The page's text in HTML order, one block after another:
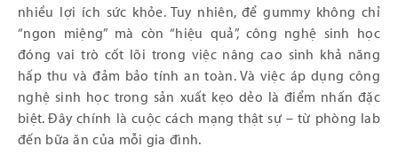
nhiều lợi ích sức khỏe. Tuy nhiên, để gummy không chỉ
“ngon miệng” mà còn “hiệu quả”, công nghệ sinh học
đóng vai trò cốt lõi trong việc nâng cao sinh khả năng
hấp thu và đảm bảo tính an toàn. Và việc áp dụng công
nghệ sinh học trong sản xuất kẹo dẻo là điểm nhấn đặc
biệt. Đây chính là cuộc cách mạng thật sự – từ phòng lab
đến bữa ăn của mỗi gia đình.